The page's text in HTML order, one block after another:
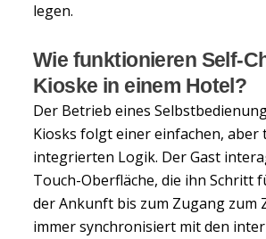
legen.
Wie funktionieren Self-
Kioske in einem Hotel?
Der Betrieb eines
Kiosks folgt einer einfachen, aber
integrierten Logik. Der Gast
Touch-Oberfläche, die ihn Schritt
der Ankunft bis zum Zugang zum
immer synchronisiert mit den